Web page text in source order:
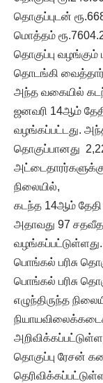
தொகுப்புடன்
மொத்தம்
தொகுப்பு
தொடங்கி
அந்த வகையில்
ஜனவரி 14ஆம்
வழங்கப்பட்டது.
தொகுப்பானது
நிலையில்,
கடந்த 14ஆம்
அதாவது 97
பொங்கல் பரிசு
பொங்கல் பரிசு
எழுந்திருந்த
தொகுப்பு ரேசன்